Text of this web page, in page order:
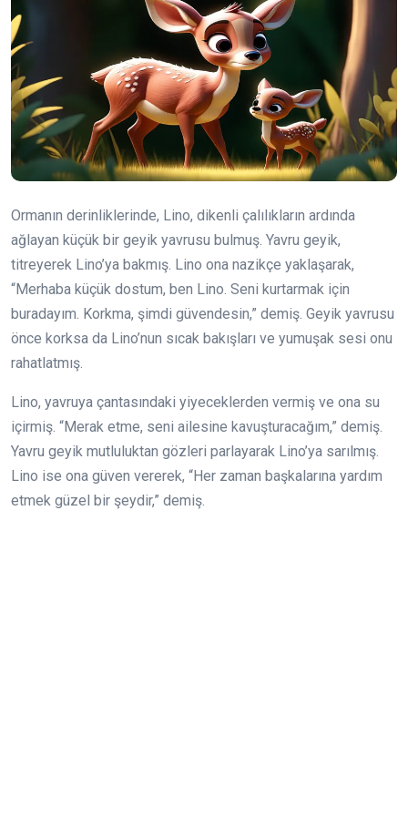
Ormanın derinliklerinde, Lino, dikenli çalılıkların ardında
ağlayan küçük bir geyik yavrusu bulmuş. Yavru geyik,
titreyerek Lino’ya bakmış. Lino ona nazikçe yaklaşarak,
“Merhaba küçük dostum, ben Lino. Seni kurtarmak için
buradayım. Korkma, şimdi güvendesin,” demiş. Geyik yavrusu
önce korksa da Lino’nun sıcak bakışları ve yumuşak sesi onu
rahatlatmış.
Lino, yavruya çantasındaki yiyeceklerden vermiş ve ona su
içirmiş. “Merak etme, seni ailesine kavuşturacağım,” demiş.
Yavru geyik mutluluktan gözleri parlayarak Lino’ya sarılmış.
Lino ise ona güven vererek, “Her zaman başkalarına yardım
etmek güzel bir şeydir,” demiş.